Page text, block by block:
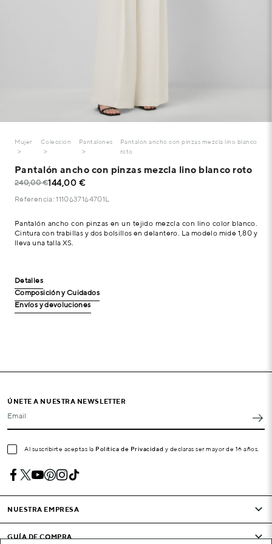
Mujer Colección Pantalones
Pantalón ancho con pinzas mezcla lino blanco
roto
Pantalón ancho con pinzas mezcla lino blanco roto
240,00 €144,00 €
Referencia: 1110637164701L
Pantalón ancho con pinzas en un tejido mezcla con lino color blanco.
Cintura con trabillas y dos bolsillos en delantero. La modelo mide 1,80 y
lleva una talla XS.
Detalles
Composición y Cuidados
Envíos y devoluciones
ÚNETE A NUESTRA NEWSLETTER
Email
Al suscribirte aceptas la Política de Privacidad y declaras ser mayor de 16 años.
NUESTRA EMPRESA
GUÍA DE COMPRA